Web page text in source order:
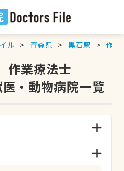
ル 青森県 黒石駅 作業
作業療法士
医・動物病院一覧